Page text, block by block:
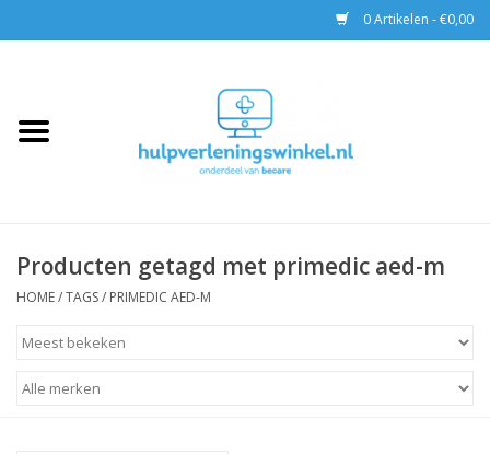
0 Artikelen - €0,00
EHBO
Pax tassen
Producten getagd met primedic aed-m
HOME/TAGS/ PRIMEDIC AED-M